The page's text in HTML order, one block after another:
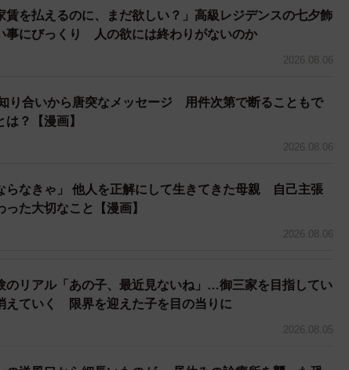
仕方がありません。結局ガーラさんにソファを譲り、松
むのでした。
うなるよね（提供：松本ひで吉さん）
拠する猫や犬の可愛い写真があふれました。
賃を払えるのに、まだ欲しい？」高級レジデンスの七夕飾
事にびっくり 人の欲には終わりがないのか
2026.08.06
知り合いから唐突なメッセージ 用件次第で断ることもで
？【漫画】
2026.08.06
らなきゃ」 他人を正解にして生きてきた母親 自己主張
た大切なこと【漫画】
2026.08.06
のリアル「あの子、最近見ないね」…御三家を目指してい
えていく 限界を迎えた子を目の当りに
2026.08.05